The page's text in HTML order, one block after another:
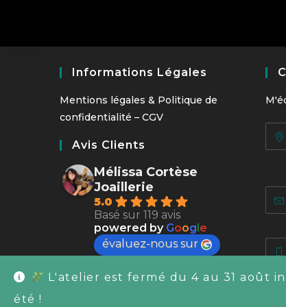
L'atelier est fermé du 4 au 31 août
été !
Informations Légales
Mentions légales & Politique de
confidentialité – CGV
Avis Clients
Mélissa Cortèse
Joaillerie
5.0
Basé sur 119 avis
powered by Google
évaluez-nous sur